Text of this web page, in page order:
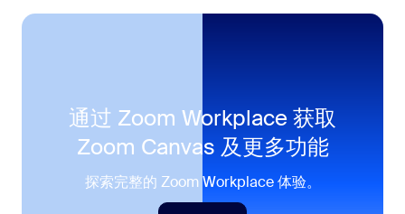
通过 Zoom Workplace 获取
Zoom Canvas 及更多功能
探索完整的 Zoom Workplace 体验。